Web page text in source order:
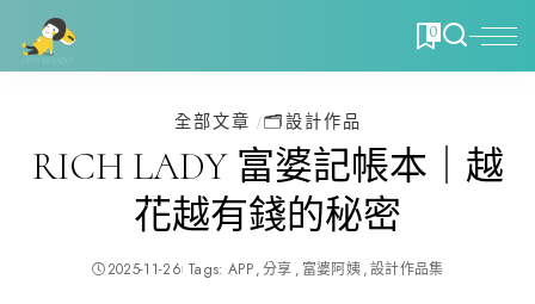
0
全部文章 🗂️設計作品
RICH LADY 富婆記帳本｜越
花越有錢的秘密
2025-11-26 Tags: APP 分享 富婆阿姨 設計作品集